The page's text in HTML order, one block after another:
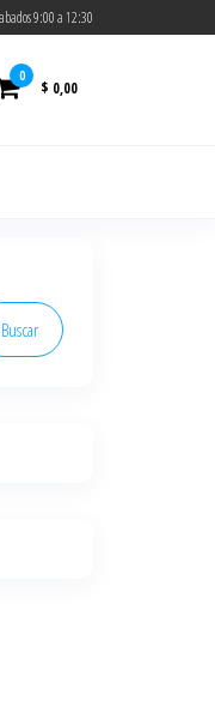
9:00 a 12:30
0
$ 0,00
Buscar